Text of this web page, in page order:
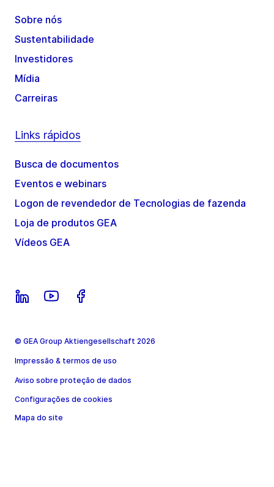
Sobre nós
Sustentabilidade
Investidores
Mídia
Carreiras
Links rápidos
Busca de documentos
Eventos e webinars
Logon de revendedor de Tecnologias de fazenda
Loja de produtos GEA
Vídeos GEA
© GEA Group Aktiengesellschaft 2026
Impressão & termos de uso
Aviso sobre proteção de dados
Configurações de cookies
Mapa do site